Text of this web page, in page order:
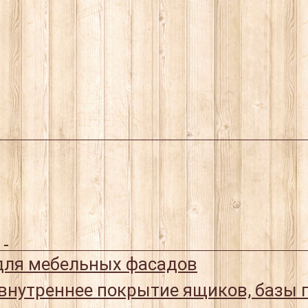
мебельных фасадов
покрытие ящиков, базы